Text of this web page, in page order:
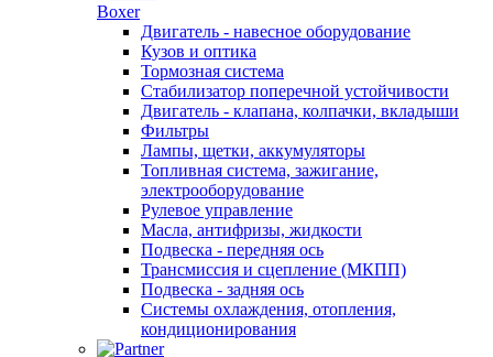
Boxer
Двигатель - навесное оборудование
Кузов и оптика
Тормозная система
Стабилизатор поперечной устойчивости
Двигатель - клапана, колпачки, вкладыши
Фильтры
Лампы, щетки, аккумуляторы
Топливная система, зажигание,
электрооборудование
Рулевое управление
Масла, антифризы, жидкости
Подвеска - передняя ось
Трансмиссия и сцепление (МКПП)
Подвеска - задняя ось
Системы охлаждения, отопления,
кондиционирования